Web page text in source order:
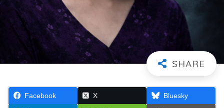
Facebook X Bluesky